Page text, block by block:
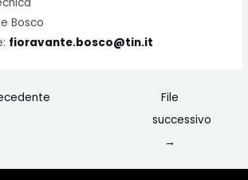
Bosco
fioravante.bosco@tin.it
File
successivo
→